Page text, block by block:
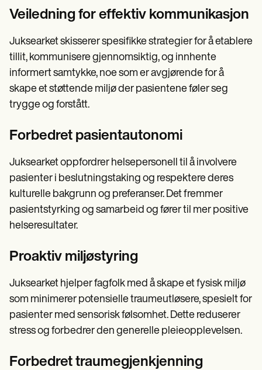
Veiledning for effektiv kommunikasjon
Juksearket skisserer spesifikke strategier for å etablere
tillit, kommunisere gjennomsiktig, og innhente
informert samtykke, noe som er avgjørende for å
skape et støttende miljø der pasientene føler seg
trygge og forstått.
Forbedret pasientautonomi
Juksearket oppfordrer helsepersonell til å involvere
pasienter i beslutningstaking og respektere deres
kulturelle bakgrunn og preferanser. Det fremmer
pasientstyrking og samarbeid og fører til mer positive
helseresultater.
Proaktiv miljøstyring
Juksearket hjelper fagfolk med å skape et fysisk miljø
som minimerer potensielle traumeutløsere, spesielt for
pasienter med sensorisk følsomhet. Dette reduserer
stress og forbedrer den generelle pleieopplevelsen.
Forbedret traumegjenkjenning